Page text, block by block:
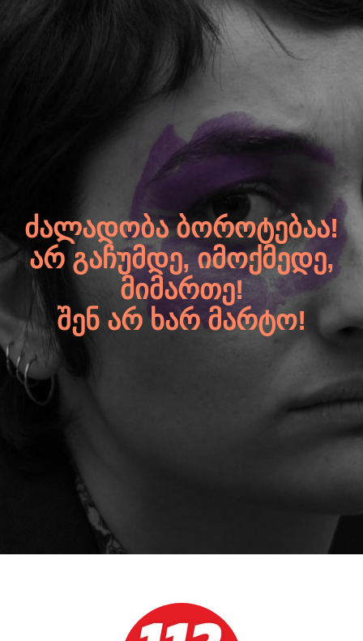
ᲫᲐᲚᲐᲓᲝᲑᲐ ᲑᲝᲠᲝᲢᲔᲑᲐᲐ!
ᲐᲠ ᲒᲐᲩᲣᲛᲓᲔ, ᲘᲛᲝᲥᲛᲔᲓᲔ,
ᲛᲘᲛᲐᲠᲗᲔ!
ᲨᲔᲜ ᲐᲠ ᲮᲐᲠ ᲛᲐᲠᲢᲝ!